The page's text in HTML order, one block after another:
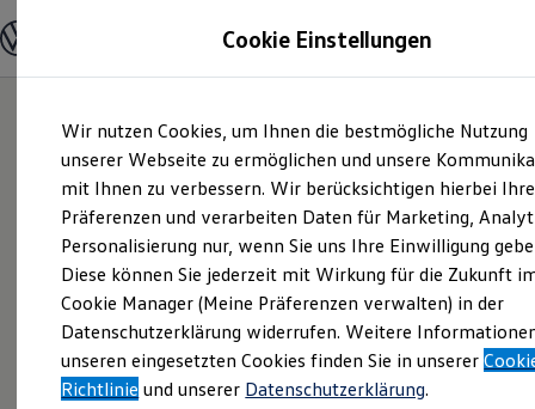
Hauptinhalt
springen
Footer
springen
Modelle und Konfigurator
Modelle vergleichen
Elektroautos
ENERGY Sondermodelle
Nutzfahrzeuge
SUV und CUV
Familienautos
Kombis
Kompaktwagen
Sportwagen
Schnell verfügbare Fahrzeuge
Angebote und Produkte
Aktuelle Angebote
E-Auto-Förderung
Volkswagen Marktplatz
Cookie Einstellungen
Wir nutzen Cookies, um Ihnen die bestmögliche Nutzung
unserer Webseite zu ermöglichen und unsere
mit Ihnen zu verbessern. Wir berücksichtigen hierbei Ihre
Präferenzen und verarbeiten Daten für Marketing,
Personalisierung nur, wenn Sie uns Ihre Einwilligung
Diese können Sie jederzeit mit Wirkung für die Zukunft
Cookie Manager (Meine Präferenzen verwalten) in der
Datenschutzerklärung widerrufen. Weitere
unseren eingesetzten Cookies finden Sie in unserer
Richtlinie und unserer Datenschutzerklärung.